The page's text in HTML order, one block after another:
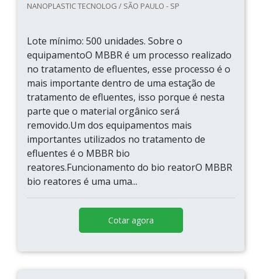
NANOPLASTIC TECNOLOG / SÃO PAULO - SP
Lote mínimo: 500 unidades. Sobre o
equipamentoO MBBR é um processo realizado
no tratamento de efluentes, esse processo é o
mais importante dentro de uma estação de
tratamento de efluentes, isso porque é nesta
parte que o material orgânico será
removido.Um dos equipamentos mais
importantes utilizados no tratamento de
efluentes é o MBBR bio
reatores.Funcionamento do bio reatorO MBBR
bio reatores é uma uma...
Cotar agora